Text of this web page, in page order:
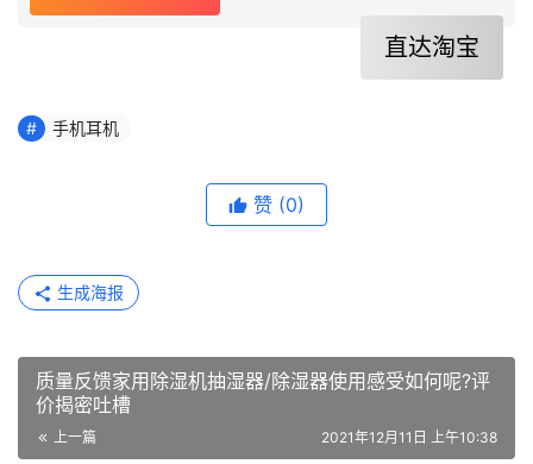
直达淘宝
手机耳机
赞 (0)
生成海报
质量反馈家用除湿机抽湿器/除湿器使用感受如何呢?评
价揭密吐槽
上一篇 2021年12月11日 上午10:38